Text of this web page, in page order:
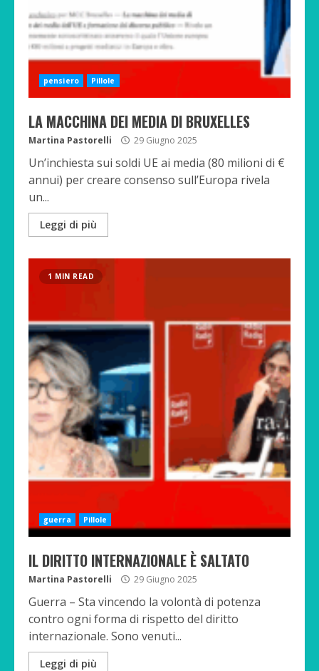
pensiero Pillole
LA MACCHINA DEI MEDIA DI BRUXELLES
Martina Pastorelli 29 Giugno 2025
Un’inchiesta sui soldi UE ai media (80 milioni di €
annui) per creare consenso sull’Europa rivela
un...
Leggi di più
1 MIN READ
guerra Pillole
IL DIRITTO INTERNAZIONALE È SALTATO
Martina Pastorelli 29 Giugno 2025
Guerra – Sta vincendo la volontà di potenza
contro ogni forma di rispetto del diritto
internazionale. Sono venuti...
Leggi di più